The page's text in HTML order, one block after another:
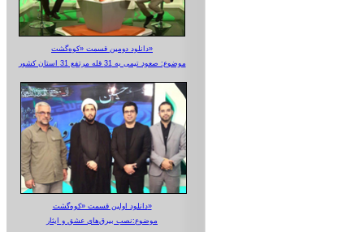
دانلود دومین قسمت «کوه‌گشت»
موضوع: صعود تیمی به 31 قله مرتفع 31 استان کشور
دانلود اولین قسمت «کوه‌گشت»
موضوع:نصب بیرق‌های عشق و ایثار